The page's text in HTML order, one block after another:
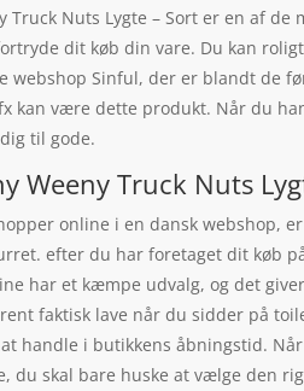
Truck Nuts Lygte – Sort er en af
dit køb din vare. Du kan
webshop Sinful, der er blandt de
kan være dette produkt. Når du
til gode.
Weeny Truck Nuts
online i en dansk webshop,
efter du har foretaget dit køb
har et kæmpe udvalg, og det
faktisk lave når du sidder på
handle i butikkens åbningstid.
du skal bare huske at vælge den